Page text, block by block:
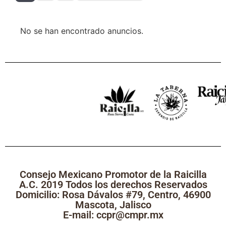
No se han encontrado anuncios.
Consejo Mexicano Promotor de la Raicilla
A.C. 2019 Todos los derechos Reservados
Domicilio: Rosa Dávalos #79, Centro, 46900
Mascota, Jalisco
E-mail: ccpr@cmpr.mx